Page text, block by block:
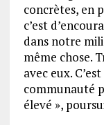
concrètes, en
c’est
dans notre
même chose.
avec eux.
communauté
élevé »,